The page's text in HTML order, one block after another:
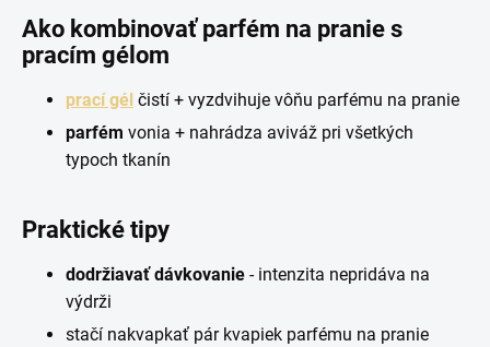
Ako kombinovať parfém na pranie s
pracím gélom
prací gél čistí + vyzdvihuje vôňu parfému na pranie
parfém vonia + nahrádza aviváž pri všetkých
typoch tkanín
Praktické tipy
dodržiavať dávkovanie - intenzita nepridáva na
výdrži
stačí nakvapkať pár kvapiek parfému na pranie